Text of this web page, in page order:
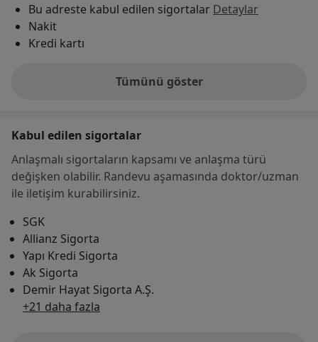
Bu adreste kabul edilen sigortalar Detaylar
Nakit
Kredi kartı
Tümünü göster
adres hakkında
Kabul edilen sigortalar
Anlaşmalı sigortaların kapsamı ve anlaşma türü
değişken olabilir. Randevu aşamasında doktor/uzman
ile iletişim kurabilirsiniz.
SGK
Allianz Sigorta
Yapı Kredi Sigorta
Ak Sigorta
Demir Hayat Sigorta A.Ş.
+21 daha fazla